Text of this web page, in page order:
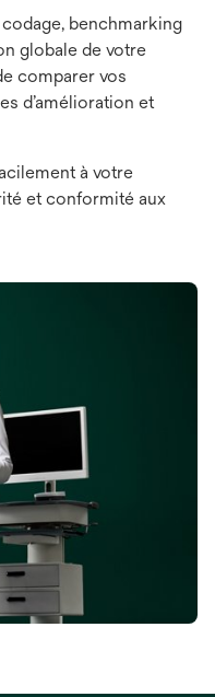
benchmarking
globale de votre
comparer vos
d’amélioration et
à votre
et conformité aux